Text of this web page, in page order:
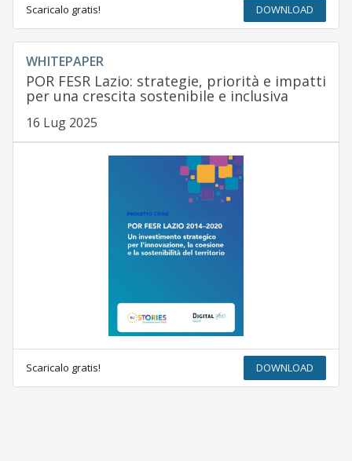
Scaricalo gratis! DOWNLOAD
WHITEPAPER
POR FESR Lazio: strategie, priorità e impatti
per una crescita sostenibile e inclusiva
16 Lug 2025
Scaricalo gratis! DOWNLOAD